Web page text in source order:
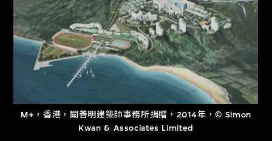
M+，香港，關善明建築師事務所捐贈，2014年，© Simon
Kwan & Associates Limited
進一步篩選 搜索
探索世界頂級的二十及二十一世紀視覺